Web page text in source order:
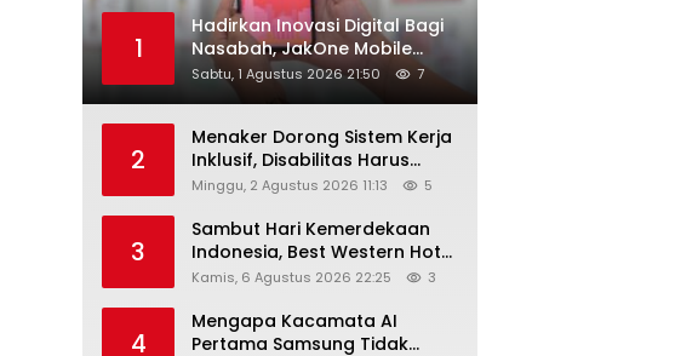
1
Hadirkan Inovasi Digital Bagi
Nasabah, JakOne Mobile
Antar Bank Jakarta Sukses
Raih Digital Excellence
Sabtu, 1 Agustus 2026 21:50 7
2
Menaker Dorong Sistem Kerja
Inklusif, Disabilitas Harus
Dapat Kesempatan Setara
Minggu, 2 Agustus 2026 11:13 5
3
Sambut Hari Kemerdekaan
Indonesia, Best Western Hotel
Hadirkan The Freedom Stay
Kamis, 6 Agustus 2026 22:25 3
4
Mengapa Kacamata AI
Pertama Samsung Tidak